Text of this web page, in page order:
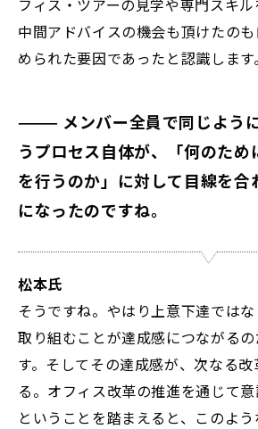
中間アドバイスの機会も頂けたの
められた要因であったと認識します。
——— メンバー全員で同じよう
うプロセス自体が、「何のため
を行うのか」に対して目線を合
になったのですね。
松本氏
そうですね。やはり上意下達では
取り組むことが達成感につながる
す。そしてその達成感が、次なる
る。オフィス改革の推進を通じて
ということを踏まえると、このよ